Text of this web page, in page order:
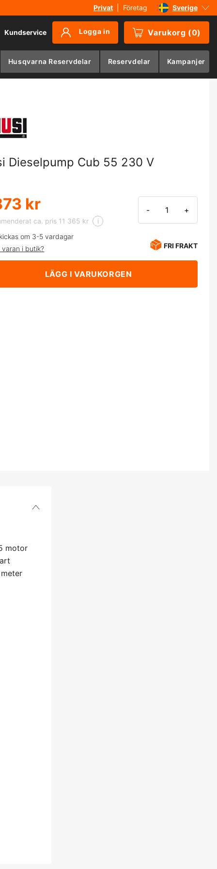
Privat Företag
Sverige
Danmark
Norge
Kundservice Logga in Varukorg (0)
Husqvarna Reservdelar Reservdelar Kampanjer
Dieselpump Cub 55 230 V
kr
ca. pris 11 365 kr i
- +
om 3-5 vardagar
varan i butik?
FRI FRAKT
LÄGG I VARUKORGEN
motor